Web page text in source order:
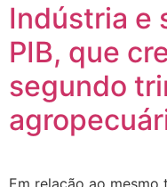
Indústria e
PIB, que
segundo